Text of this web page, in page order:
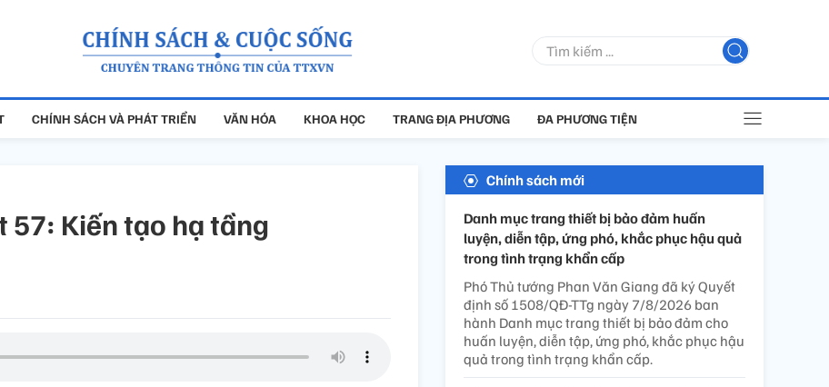
CHÍNH SÁCH VÀ PHÁT TRIỂN VĂN HÓA KHOA HỌC TRANG ĐỊA PHƯƠNG ĐA PHƯƠNG TIỆN
Kiến tạo hạ tầng
Chính sách mới
Danh mục trang thiết bị bảo đảm huấn
luyện, diễn tập, ứng phó, khắc phục hậu quả
trong tình trạng khẩn cấp
Phó Thủ tướng Phan Văn Giang đã ký Quyết
định số 1508/QĐ-TTg ngày 7/8/2026 ban
hành Danh mục trang thiết bị bảo đảm cho
huấn luyện, diễn tập, ứng phó, khắc phục hậu
quả trong tình trạng khẩn cấp.